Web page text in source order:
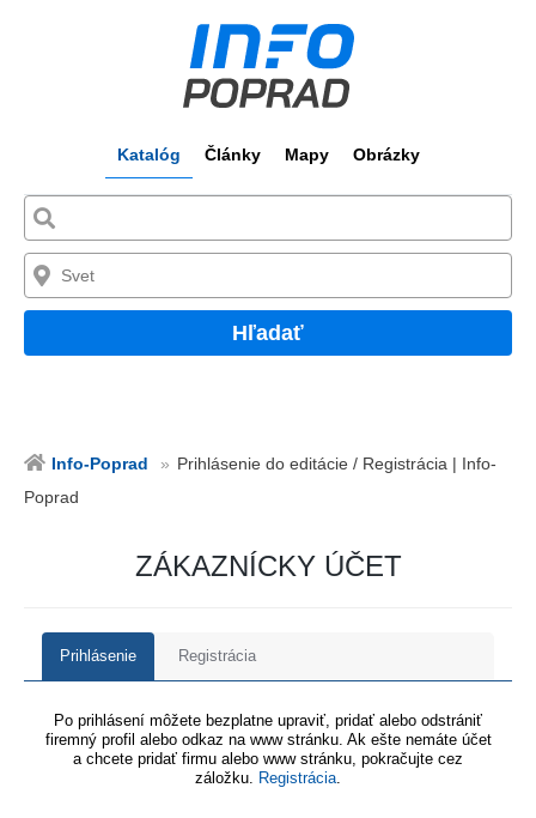
Katalóg Články Mapy Obrázky
Hľadať
Info-Poprad
Prihlásenie do editácie / Registrácia | Info-
Poprad
ZÁKAZNÍCKY ÚČET
Prihlásenie Registrácia
Po prihlásení môžete bezplatne upraviť, pridať alebo odstrániť
firemný profil alebo odkaz na www stránku. Ak ešte nemáte účet
a chcete pridať firmu alebo www stránku, pokračujte cez
záložku. Registrácia.